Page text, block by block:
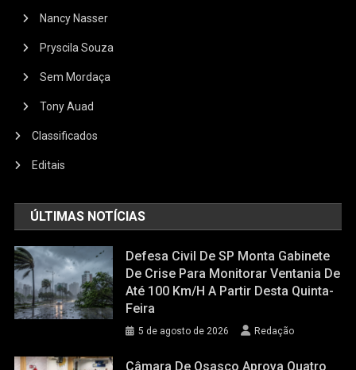
Nancy Nasser
Pryscila Souza
Sem Mordaça
Tony Auad
Classificados
Editais
ÚLTIMAS NOTÍCIAS
Defesa Civil De SP Monta Gabinete
De Crise Para Monitorar Ventania De
Até 100 Km/h A Partir Desta Quinta-
Feira
5 de agosto de 2026 Redação
Câmara De Osasco Aprova Quatro